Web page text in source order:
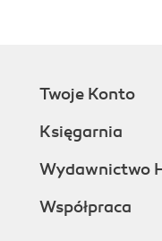
wykorzystaniem
Dostęp bez
Zarządzanie
Rozdział 9. Wstęp
Twoje Konto
Księgarnia
Wydawnictwo
Współpraca